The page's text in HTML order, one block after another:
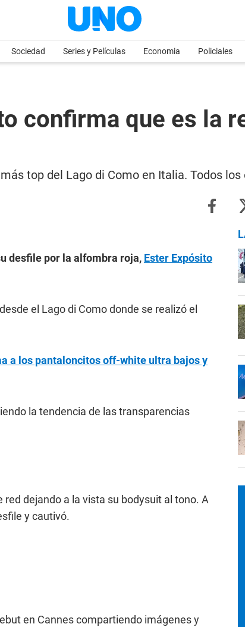
Sociedad Series y Películas Economia Policiales
confirma que es la
top del Lago di Como en Italia. Todos
desfile por la alfombra roja, Ester Expósito
el Lago di Como donde se realizó el
a los pantaloncitos off-white ultra bajos y
la tendencia de las transparencias
dejando a la vista su bodysuit al tono. A
y cautivó.
en Cannes compartiendo imágenes y